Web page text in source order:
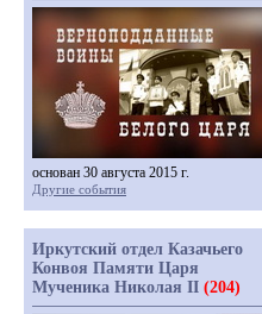
основан 30 августа 2015 г.
Другие события
Иркутский отдел Казачьего
Конвоя Памяти Царя
Мученика Николая II (204)